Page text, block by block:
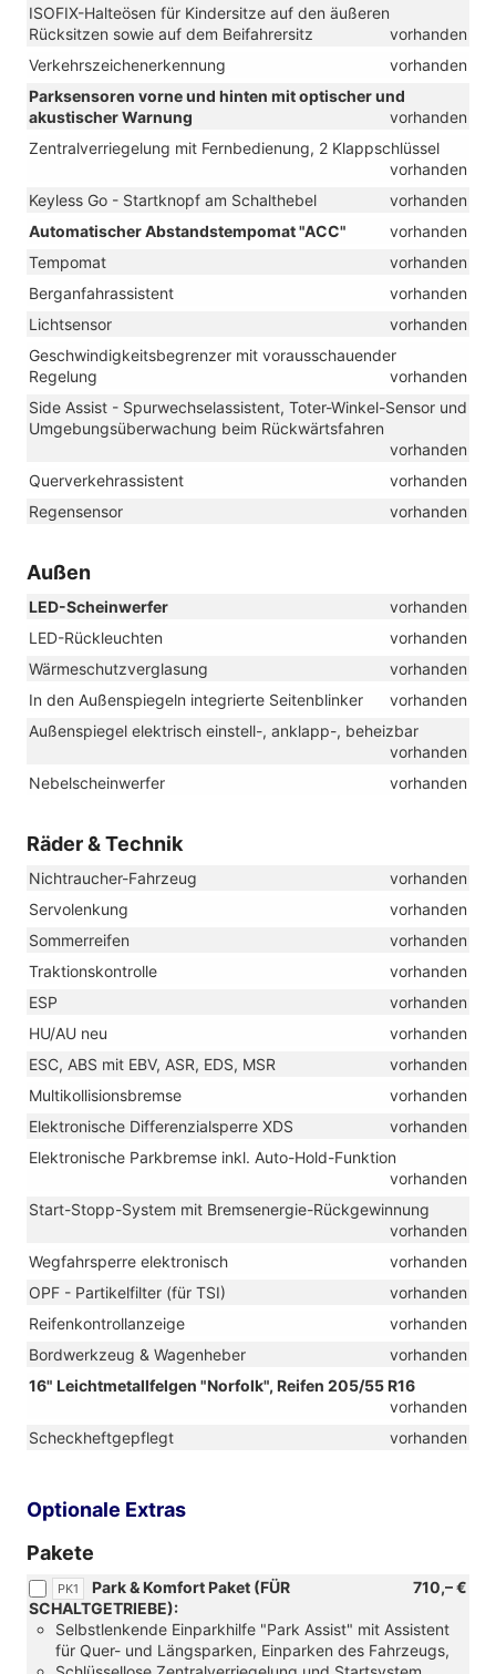
ISOFIX-Halteösen für Kindersitze auf den äußeren
Rücksitzen sowie auf dem Beifahrersitz
vorhanden
Verkehrszeichenerkennung
vorhanden
Parksensoren vorne und hinten mit optischer und
akustischer Warnung
vorhanden
Zentralverriegelung mit Fernbedienung, 2 Klappschlüssel
vorhanden
Keyless Go - Startknopf am Schalthebel
vorhanden
Automatischer Abstandstempomat "ACC"
vorhanden
Tempomat
vorhanden
Berganfahrassistent
vorhanden
Lichtsensor
vorhanden
Geschwindigkeitsbegrenzer mit vorausschauender
Regelung
vorhanden
Side Assist - Spurwechselassistent, Toter-Winkel-Sensor und
Umgebungsüberwachung beim Rückwärtsfahren
vorhanden
Querverkehrassistent
vorhanden
Regensensor
vorhanden
Außen
LED-Scheinwerfer
vorhanden
LED-Rückleuchten
vorhanden
Wärmeschutzverglasung
vorhanden
In den Außenspiegeln integrierte Seitenblinker
vorhanden
Außenspiegel elektrisch einstell-, anklapp-, beheizbar
vorhanden
Nebelscheinwerfer
vorhanden
Räder & Technik
Nichtraucher-Fahrzeug
vorhanden
Servolenkung
vorhanden
Sommerreifen
vorhanden
Traktionskontrolle
vorhanden
ESP
vorhanden
HU/AU neu
vorhanden
ESC, ABS mit EBV, ASR, EDS, MSR
vorhanden
Multikollisionsbremse
vorhanden
Elektronische Differenzialsperre XDS
vorhanden
Elektronische Parkbremse inkl. Auto-Hold-Funktion
vorhanden
Start-Stopp-System mit Bremsenergie-Rückgewinnung
vorhanden
Wegfahrsperre elektronisch
vorhanden
OPF - Partikelfilter (für TSI)
vorhanden
Reifenkontrollanzeige
vorhanden
Bordwerkzeug & Wagenheber
vorhanden
16" Leichtmetallfelgen "Norfolk", Reifen 205/55 R16
vorhanden
Scheckheftgepflegt
vorhanden
Optionale Extras
Pakete
PK1 710,– €
Park & Komfort Paket (FÜR
SCHALTGETRIEBE):
Selbstlenkende Einparkhilfe "Park Assist" mit Assistent
für Quer- und Längsparken, Einparken des Fahrzeugs,